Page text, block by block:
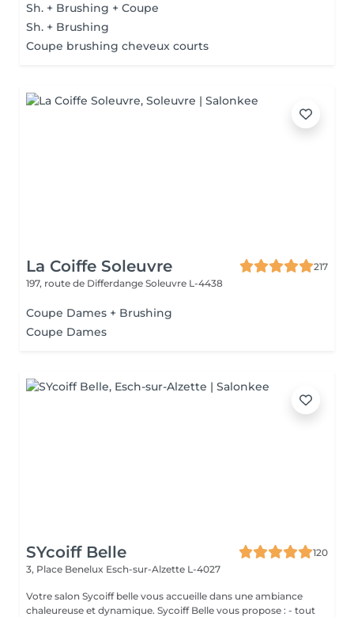
Sh. + Brushing + Coupe
Sh. + Brushing
Coupe brushing cheveux courts
La Coiffe Soleuvre
217
197, route de Differdange Soleuvre L-4438
Coupe Dames + Brushing
Coupe Dames
SYcoiff Belle
120
3, Place Benelux Esch-sur-Alzette L-4027
Votre salon Sycoiff belle vous accueille dans une ambiance
chaleureuse et dynamique. Sycoiff Belle vous propose : - tout